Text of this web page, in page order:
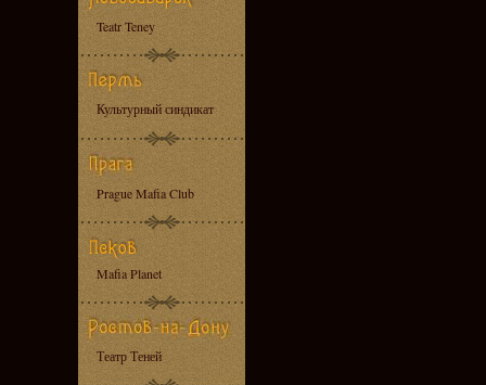
Teatr Teney
Культурный синдикат
Prague Mafia Club
Mafia Planet
Театр Теней